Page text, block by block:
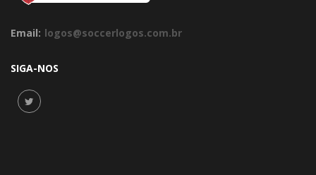
Email: logos@soccerlogos.com.br
SIGA-NOS